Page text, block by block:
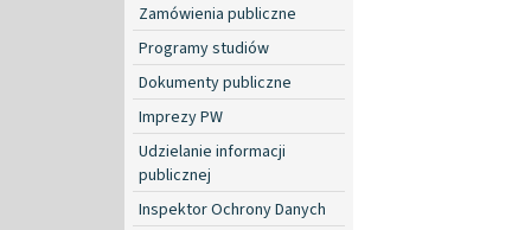
Zamówienia publiczne
Programy studiów
Dokumenty publiczne
Imprezy PW
Udzielanie informacji
publicznej
Inspektor Ochrony Danych